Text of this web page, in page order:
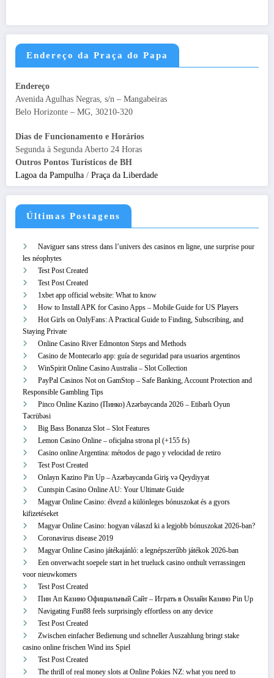
Endereço da Praça do Papa
Endereço
Avenida Agulhas Negras, s/n – Mangabeiras
Belo Horizonte – MG, 30210-320
Dias de Funcionamento e Horários
Segunda à Segunda Aberto 24 Horas
Outros Pontos Turísticos de BH
Lagoa da Pampulha / Praça da Liberdade
Últimas Postagens
Naviguer sans stress dans l’univers des casinos en ligne, une surprise pour
les néophytes
Test Post Created
Test Post Created
1xbet app official website: What to know
How to Install APK for Casino Apps – Mobile Guide for US Players
Hot Girls on OnlyFans: A Practical Guide to Finding, Subscribing, and
Staying Private
Online Casino River Edmonton Steps and Methods
Casino de Montecarlo app: guía de seguridad para usuarios argentinos
WinSpirit Online Casino Australia – Slot Collection
PayPal Casinos Not on GamStop – Safe Banking, Account Protection and
Responsible Gambling Tips
Pinco Online Kazino (Пинко) Azərbaycanda 2026 – Etibarlı Oyun
Təcrübəsi
Big Bass Bonanza Slot – Slot Features
Lemon Casino Online – oficjalna strona pl (+155 fs)
Casino online Argentina: métodos de pago y velocidad de retiro
Test Post Created
Onlayn Kazino Pin Up – Azərbaycanda Giriş və Qeydiyyat
Cuntspin Casino Online AU: Your Ultimate Guide
Magyar Online Casino: élvezd a különleges bónuszokat és a gyors
kifizetéseket
Magyar Online Casino: hogyan válaszd ki a legjobb bónuszokat 2026-ban?
Coronavirus disease 2019
Magyar Online Casino játékajánló: a legnépszerűbb játékok 2026-ban
Een onverwacht soepele start in het trueluck casino onthult verrassingen
voor nieuwkomers
Test Post Created
Пин Ап Казино Официальный Сайт – Играть в Онлайн Казино Pin Up
Navigating Fun88 feels surprisingly effortless on any device
Test Post Created
Zwischen einfacher Bedienung und schneller Auszahlung bringt stake
casino online frischen Wind ins Spiel
Test Post Created
The thrill of real money slots at Online Pokies NZ: what you need to